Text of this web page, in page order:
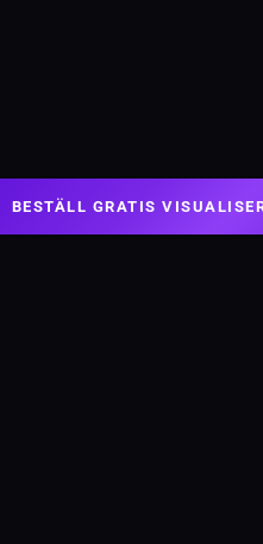
BESTÄLL GRATIS